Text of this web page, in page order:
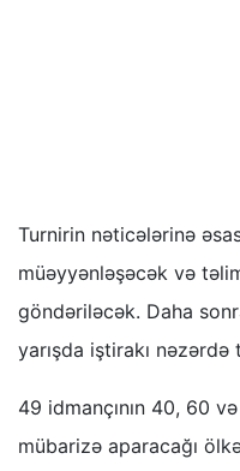
Turnirin nəticələrinə
müəyyənləşəcək və
göndəriləcək. Daha
yarışda iştirakı nəzərdə
49 idmançının 40, 60
mübarizə aparacağı